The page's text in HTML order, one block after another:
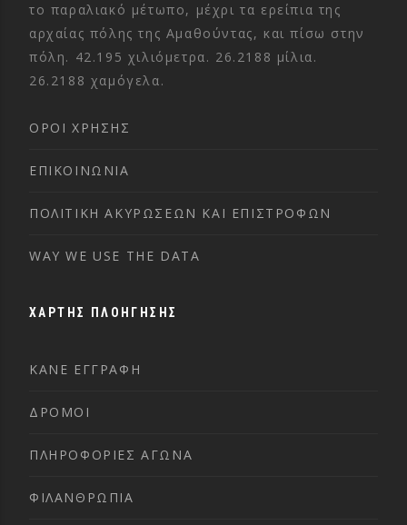
το παραλιακό μέτωπο, μέχρι τα ερείπια της
αρχαίας πόλης της Αμαθούντας, και πίσω στην
πόλη. 42.195 χιλιόμετρα. 26.2188 μίλια.
26.2188 χαμόγελα.
ΌΡΟΙ ΧΡΉΣΗΣ
ΕΠΙΚΟΙΝΩΝΊΑ
ΠΟΛΙΤΙΚΉ ΑΚΥΡΏΣΕΩΝ ΚΑΙ ΕΠΙΣΤΡΟΦΏΝ
WAY WE USE THE DATA
ΧΑΡΤΗΣ ΠΛΟΗΓΗΣΗΣ
ΚΑΝΕ ΕΓΓΡΑΦΗ
ΔΡΟΜΟΙ
ΠΛΗΡΟΦΟΡΙΕΣ ΑΓΩΝΑ
ΦΙΛΑΝΘΡΩΠΙΑ